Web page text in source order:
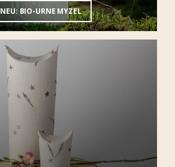
NEU: BIO-URNE MYZEL